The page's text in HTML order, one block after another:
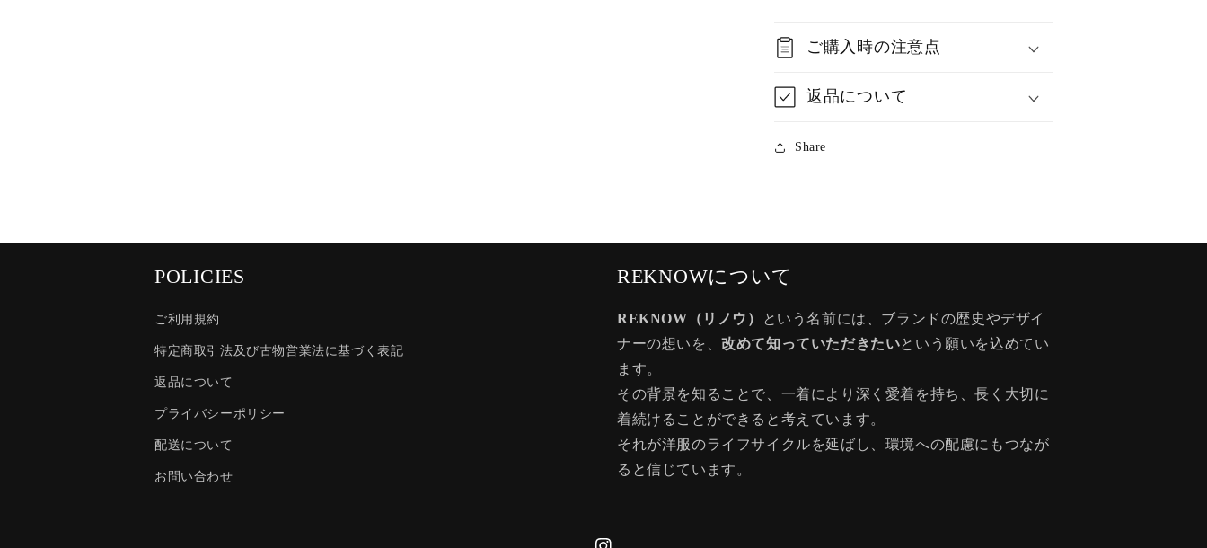
ご購入時の注意点
返品について
Share
POLICIES
ご利用規約
特定商取引法及び古物営業法に基づく表記
返品について
プライバシーポリシー
配送について
お問い合わせ
REKNOWについて
REKNOW（リノウ）
という名前には、ブランドの歴史やデザイ
ナーの想いを、改めて知っていただきたいという願いを込めてい
ます。
その背景を知ることで、一着により深く愛着を持ち、長く大切に
着続けることができると考えています。
それが洋服のライフサイクルを延ばし、環境への配慮にもつなが
ると信じています。